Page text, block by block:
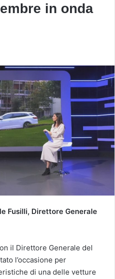
in onda
Fusilli, Direttore Generale
il Direttore Generale del
l’occasione per
di una delle vetture